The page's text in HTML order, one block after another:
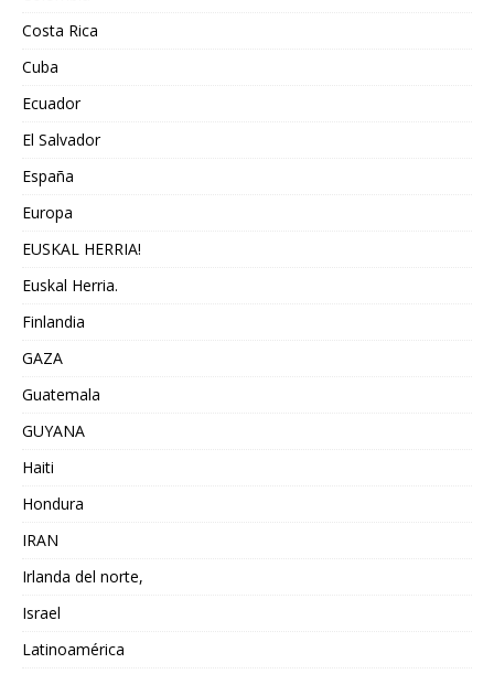
Costa Rica
Cuba
Ecuador
El Salvador
España
Europa
EUSKAL HERRIA!
Euskal Herria.
Finlandia
GAZA
Guatemala
GUYANA
Haiti
Hondura
IRAN
Irlanda del norte,
Israel
Latinoamérica